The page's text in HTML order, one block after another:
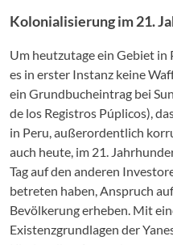
Kolonialisierung im 21.
Um heutzutage ein Gebiet in
es in erster Instanz keine
ein Grundbucheintrag bei
de los Registros Púplicos),
in Peru, außerordentlich
auch heute, im 21.
Tag auf den anderen
betreten haben, Anspruch
Bevölkerung erheben. Mit
Existenzgrundlagen der